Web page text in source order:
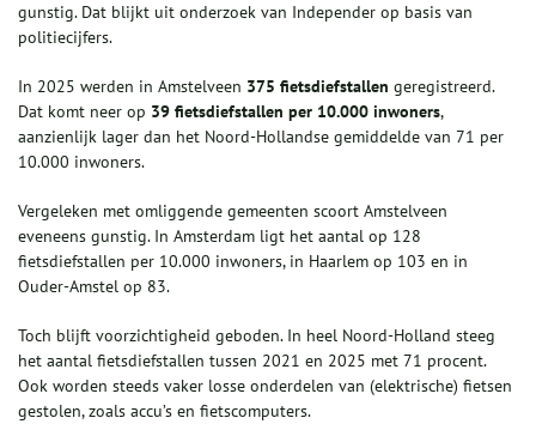
gunstig. Dat blijkt uit onderzoek van Independer op basis van
politiecijfers.
In 2025 werden in Amstelveen 375 fietsdiefstallen geregistreerd.
Dat komt neer op 39 fietsdiefstallen per 10.000 inwoners,
aanzienlijk lager dan het Noord-Hollandse gemiddelde van 71 per
10.000 inwoners.
Vergeleken met omliggende gemeenten scoort Amstelveen
eveneens gunstig. In Amsterdam ligt het aantal op 128
fietsdiefstallen per 10.000 inwoners, in Haarlem op 103 en in
Ouder-Amstel op 83.
Toch blijft voorzichtigheid geboden. In heel Noord-Holland steeg
het aantal fietsdiefstallen tussen 2021 en 2025 met 71 procent.
Ook worden steeds vaker losse onderdelen van (elektrische) fietsen
gestolen, zoals accu’s en fietscomputers.